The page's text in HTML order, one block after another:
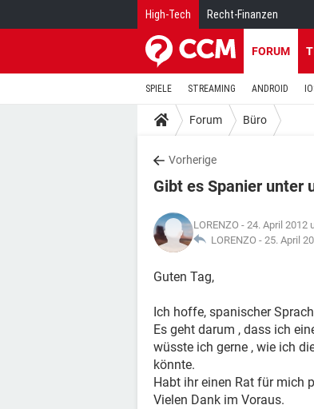
High-Tech Recht-Finanzen
FORUM
SPIELE STREAMING ANDROID
Forum Büro
Vorherige
Gibt es Spanier unter
LORENZO - 24. April 2012
LORENZO - 25. April
Guten Tag,
Ich hoffe, spanischer
Es geht darum , dass ich
wüsste ich gerne , wie ich
könnte.
Habt ihr einen Rat für mich
Vielen Dank im Voraus.